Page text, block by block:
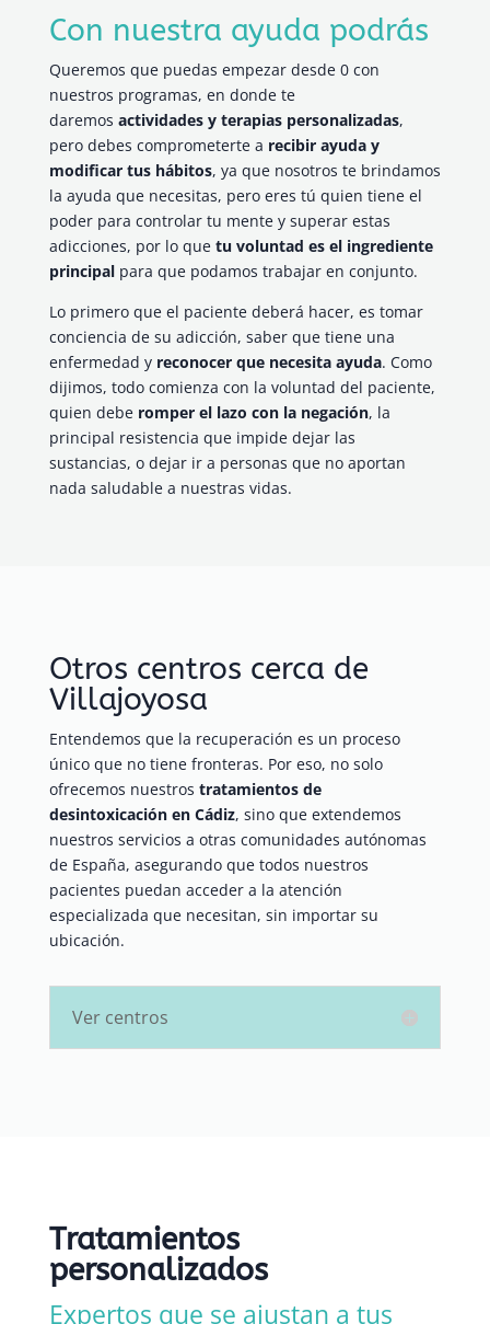
Con nuestra ayuda podrás
Queremos que puedas empezar desde 0 con
nuestros programas, en donde te
daremos actividades y terapias personalizadas,
pero debes comprometerte a recibir ayuda y
modificar tus hábitos, ya que nosotros te brindamos
la ayuda que necesitas, pero eres tú quien tiene el
poder para controlar tu mente y superar estas
adicciones, por lo que tu voluntad es el ingrediente
principalpara que podamos trabajar en conjunto.
Lo primero que el paciente deberá hacer, es tomar
conciencia de su adicción, saber que tiene una
enfermedad y reconocer que necesita ayuda. Como
dijimos, todo comienza con la voluntad del paciente,
quien debe romper el lazo con la negación, la
principal resistencia que impide dejar las
sustancias, o dejar ir a personas que no aportan
nada saludable a nuestras vidas.
Otros centros cerca de
Villajoyosa
Entendemos que la recuperación es un proceso
único que no tiene fronteras. Por eso, no solo
ofrecemos nuestros tratamientos de
desintoxicación en Cádiz, sino que extendemos
nuestros servicios a otras comunidades autónomas
de España, asegurando que todos nuestros
pacientes puedan acceder a la atención
especializada que necesitan, sin importar su
ubicación.
Ver centros
Tratamientos
personalizados
Expertos que se ajustan a tus